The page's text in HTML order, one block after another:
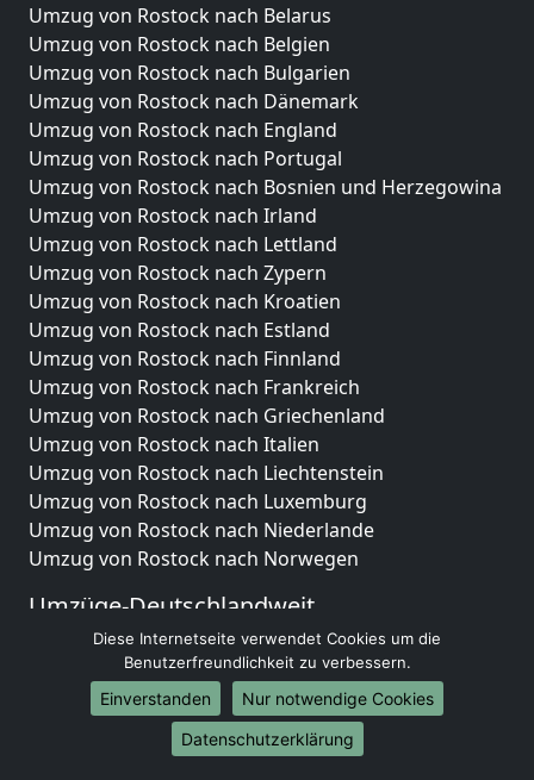
Umzug von Rostock nach Belarus
Umzug von Rostock nach Belgien
Umzug von Rostock nach Bulgarien
Umzug von Rostock nach Dänemark
Umzug von Rostock nach England
Umzug von Rostock nach Portugal
Umzug von Rostock nach Bosnien und Herzegowina
Umzug von Rostock nach Irland
Umzug von Rostock nach Lettland
Umzug von Rostock nach Zypern
Umzug von Rostock nach Kroatien
Umzug von Rostock nach Estland
Umzug von Rostock nach Finnland
Umzug von Rostock nach Frankreich
Umzug von Rostock nach Griechenland
Umzug von Rostock nach Italien
Umzug von Rostock nach Liechtenstein
Umzug von Rostock nach Luxemburg
Umzug von Rostock nach Niederlande
Umzug von Rostock nach Norwegen
Umzüge-Deutschlandweit
Umzug von Rostock nach Berlin
Umzug von Rostock nach Hamburg
Umzug von Rostock nach München
Umzug von Rostock nach Köln
Umzug von Rostock nach Frankfurt am Main
Diese Internetseite verwendet Cookies um die
Benutzerfreundlichkeit zu verbessern.
Einverstanden
Nur notwendige Cookies
Datenschutzerklärung